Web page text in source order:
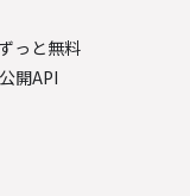
っと無料
開API